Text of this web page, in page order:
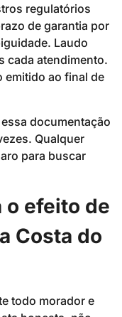
regulatórios
de garantia por
Laudo
cada atendimento.
emitido ao final de
documentação
Qualquer
para buscar
o efeito de
Costa do
todo morador e